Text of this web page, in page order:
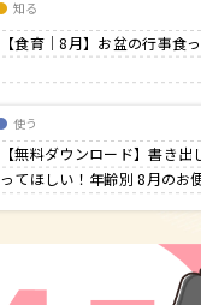
知る
【食育｜8月】お盆の行事食
使う
【無料ダウンロード】書き
ってほしい！年齢別 8月のお